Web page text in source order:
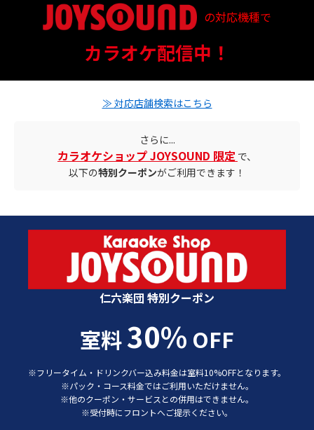
の対応機種で
配信ステータスカラオケ配信中！
対応店舗とクーポン情報
≫ 対応店舗検索はこちら
さらに...
カラオケショップ JOYSOUND 限定 で、
以下の特別クーポンがご利用できます！
カラオケショップ JOYSOUND 特別クーポン
仁六楽団 特別クーポン
室料30% OFF
※フリータイム・ドリンクバー込み料金は室料10%OFFとなります。
※パック・コース料金ではご利用いただけません。
※他のクーポン・サービスとの併用はできません。
※受付時にフロントへご提示ください。